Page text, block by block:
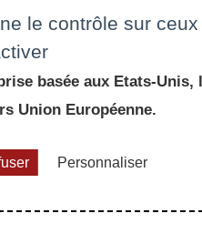
le contrôle sur
basée aux Etats-Unis,
Union Européenne.
Personnaliser